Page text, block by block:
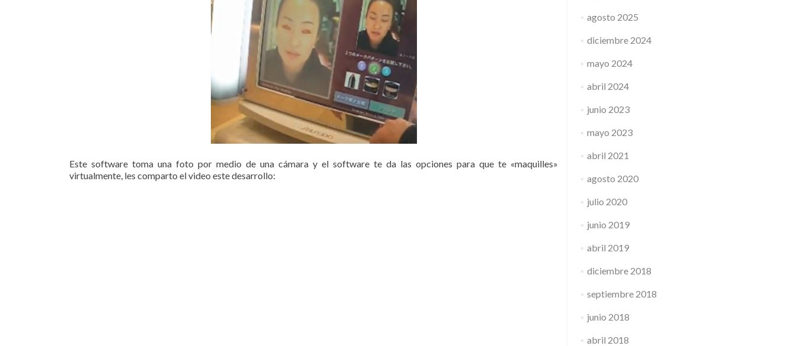
Este software toma una foto por medio de una cámara y el software te da las opciones para que te «maquilles»
virtualmente, les comparto el video este desarrollo:
agosto 2025
diciembre 2024
mayo 2024
abril 2024
junio 2023
mayo 2023
abril 2021
agosto 2020
julio 2020
junio 2019
abril 2019
diciembre 2018
septiembre 2018
junio 2018
abril 2018